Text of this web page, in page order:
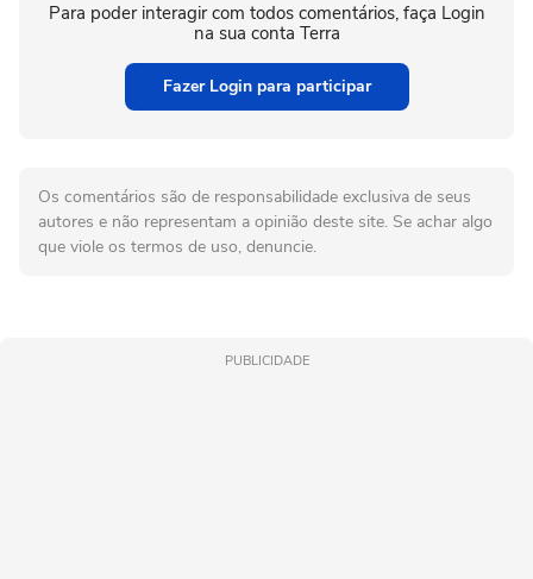
Para poder interagir com todos comentários, faça Login
na sua conta Terra
Fazer Login para participar
Os comentários são de responsabilidade exclusiva de seus
autores e não representam a opinião deste site. Se achar algo
que viole os termos de uso, denuncie.
PUBLICIDADE